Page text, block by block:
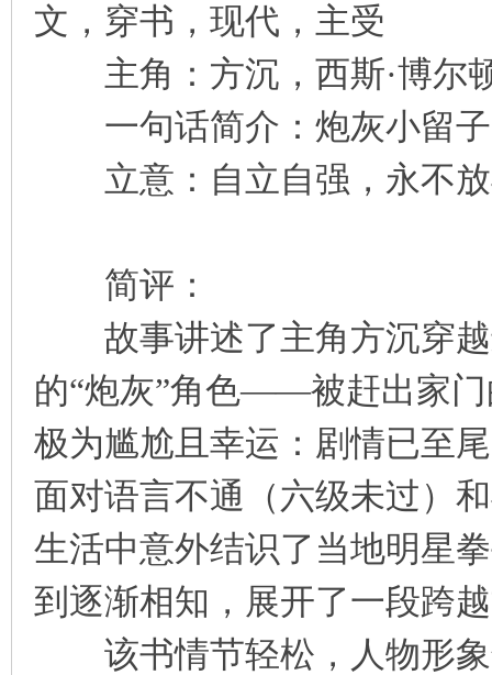
文，穿书，现代，主受
主角：方沉，西斯·博尔
一句话简介：炮灰小留子
立意：自立自强，永不放
简评：
故事讲述了主角方沉穿越
的“炮灰”角色——被赶出家
极为尴尬且幸运：剧情已至
面对语言不通（六级未过）
生活中意外结识了当地明星
到逐渐相知，展开了一段跨
该书情节轻松，人物形象